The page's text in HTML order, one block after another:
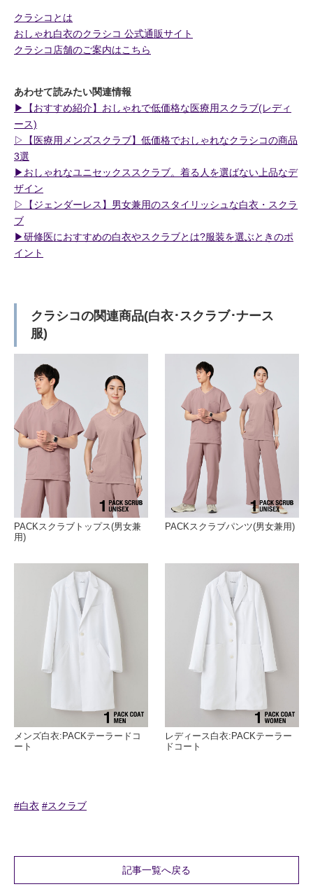
クラシコとは
おしゃれ白衣のクラシコ 公式通販サイト
クラシコ店舗のご案内はこちら
あわせて読みたい関連情報
▶︎【おすすめ紹介】おしゃれで低価格な医療用スクラブ(レディ
ース)
▷【医療用メンズスクラブ】低価格でおしゃれなクラシコの商品
3選
▶︎おしゃれなユニセックススクラブ。着る人を選ばない上品なデ
ザイン
▷【ジェンダーレス】男女兼用のスタイリッシュな白衣・スクラ
ブ
▶︎研修医におすすめの白衣やスクラブとは?服装を選ぶときのポ
イント
クラシコの関連商品(白衣･スクラブ･ナース
服)
PACKスクラブトップス(男女兼
用)
PACKスクラブパンツ(男女兼用)
メンズ白衣:PACKテーラードコ
ート
レディース白衣:PACKテーラー
ドコート
#白衣 #スクラブ
記事一覧へ戻る